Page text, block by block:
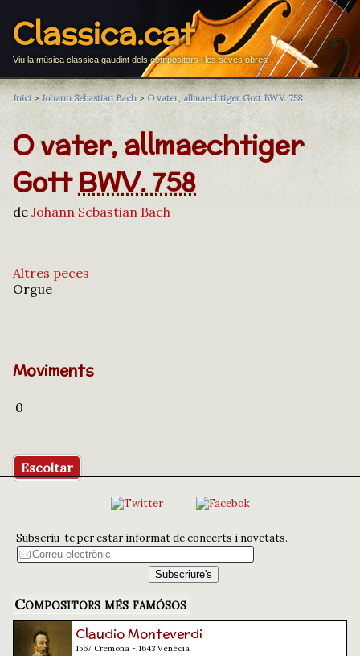
Classica.cat
Viu la música clàssica gaudint dels compositors i les seves obres
Inici > Johann Sebastian Bach > O vater, allmaechtiger Gott BWV. 758
O vater, allmaechtiger
GottBWV. 758
de Johann Sebastian Bach
Altres peces
Orgue
Moviments
0
Escoltar
Subscriu-te per estar informat de concerts i novetats.
Compositors més famósos
Claudio Monteverdi
1567 Cremona - 1643 Venècia